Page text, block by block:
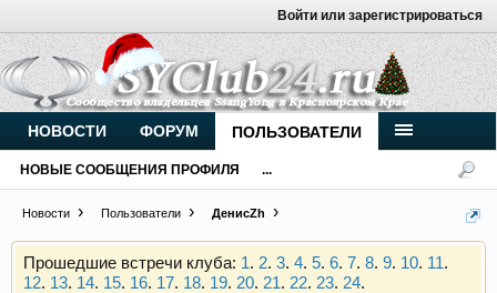
Войти или зарегистрироваться
Новости Пользователи ДенисZh
Внимание, новые участники нашего клуба!
Основное общение происходит вTelegram-чате.
Присоединяйтесь.
Чип-тюнинг (прошивка) дизелей от
Vahmurka
Прошедшие встречи клуба:
12.13.14.15.16.17.18.19.20.21.22.23.24.
Ближайшие мероприятия: 16 Августа 2026 года, 11
лет клубу!
НОВОСТИ ФОРУМ ПОЛЬЗОВАТЕЛИ
НОВЫЕ СООБЩЕНИЯ ПРОФИЛЯ ...